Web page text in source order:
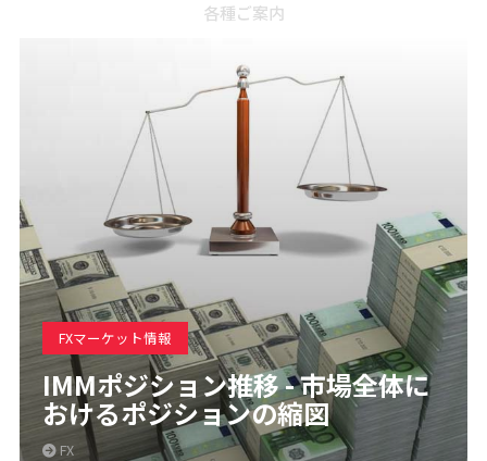
各種ご案内
FXマーケット情報
IMMポジション推移 - 市場全体に
おけるポジションの縮図
FX